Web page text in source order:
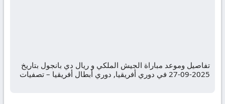
تفاصيل وموعد مباراة الجيش الملكي و ريال دي بانجول بتاريخ
2025-09-27 في دوري أفريقيا, دوري أبطال أفريقيا – تصفيات